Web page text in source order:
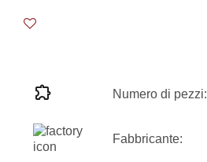
Numero di pezzi:
Fabbricante: